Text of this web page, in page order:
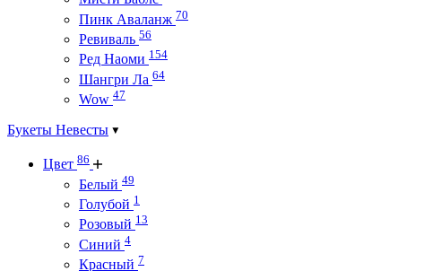
Пинк Аваланж 70
Ревиваль 56
Ред Наоми 154
Шангри Ла 64
Wow 47
Букеты Невесты
Цвет 86
Белый 49
Голубой 1
Розовый 13
Синий 4
Красный 7